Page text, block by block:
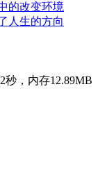
的改变环境
人生的方向
秒，内存12.89MB